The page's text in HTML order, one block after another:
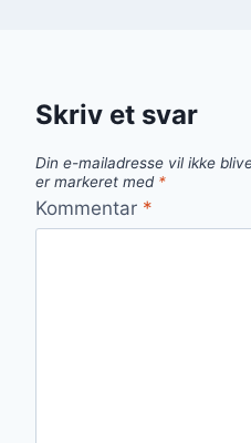
Skriv et svar
Din e-mailadresse vil ikke
er markeret med *
Kommentar *